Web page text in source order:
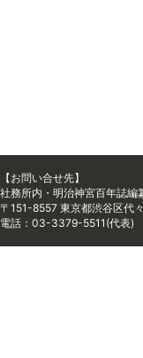
【お問い合せ先】
社務所内・明治神宮百年誌編
〒151-8557 東京都渋谷区代
電話：03-3379-5511(代表